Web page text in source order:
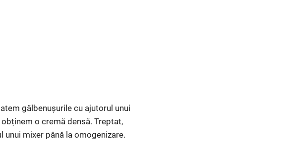
gălbenușurile cu ajutorul unui
o cremă densă. Treptat,
unui mixer până la omogenizare.